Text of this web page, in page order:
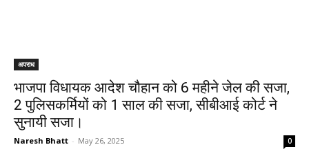
अपराध
भाजपा विधायक आदेश चौहान को 6 महीने जेल की सजा,
2 पुलिसकर्मियों को 1 साल की सजा, सीबीआई कोर्ट ने
सुनायी सजा।
Naresh Bhatt - May 26, 2025 0